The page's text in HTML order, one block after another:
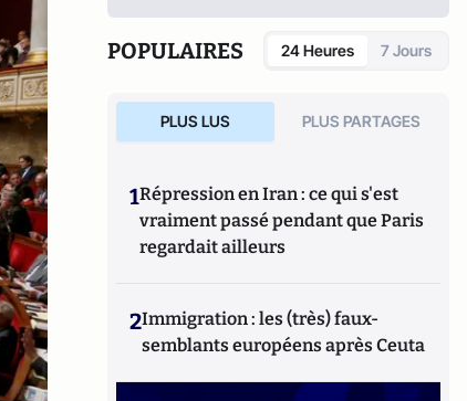
POPULAIRES 24 Heures 7 Jours
PLUS LUS PLUS PARTAGES
1Répression en Iran : ce qui s'est
vraiment passé pendant que Paris
regardait ailleurs
2Immigration : les (très) faux-
semblants européens après Ceuta